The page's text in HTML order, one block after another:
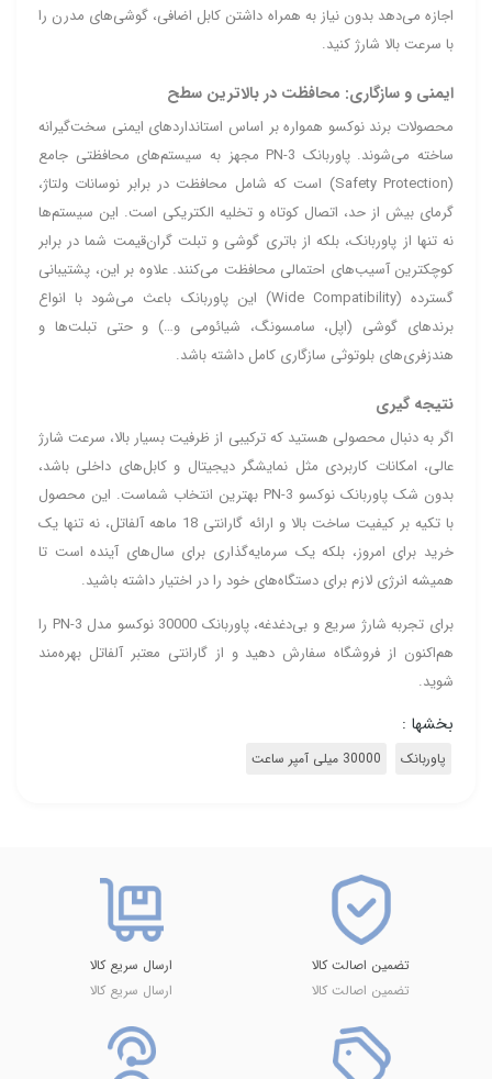
اجازه می‌دهد بدون نیاز به همراه داشتن کابل اضافی، گوشی‌های مدرن را
با سرعت بالا شارژ کنید.
ایمنی و سازگاری: محافظت در بالاترین سطح
محصولات برند نوکسو همواره بر اساس استانداردهای ایمنی سخت‌گیرانه
ساخته می‌شوند. پاوربانک PN-3 مجهز به سیستم‌های محافظتی جامع
(Safety Protection) است که شامل محافظت در برابر نوسانات ولتاژ،
گرمای بیش از حد، اتصال کوتاه و تخلیه الکتریکی است. این سیستم‌ها
نه تنها از پاوربانک، بلکه از باتری گوشی و تبلت گران‌قیمت شما در برابر
کوچکترین آسیب‌های احتمالی محافظت می‌کنند. علاوه بر این، پشتیبانی
گسترده (Wide Compatibility) این پاوربانک باعث می‌شود با انواع
برندهای گوشی (اپل، سامسونگ، شیائومی و…) و حتی تبلت‌ها و
هندزفری‌های بلوتوثی سازگاری کامل داشته باشد.
نتیجه‌ گیری
اگر به دنبال محصولی هستید که ترکیبی از ظرفیت بسیار بالا، سرعت شارژ
عالی، امکانات کاربردی مثل نمایشگر دیجیتال و کابل‌های داخلی باشد،
بدون شک پاوربانک نوکسو PN-3 بهترین انتخاب شماست. این محصول
با تکیه بر کیفیت ساخت بالا و ارائه گارانتی 18 ماهه آلفاتل، نه تنها یک
خرید برای امروز، بلکه یک سرمایه‌گذاری برای سال‌های آینده است تا
همیشه انرژی لازم برای دستگاه‌های خود را در اختیار داشته باشید.
برای تجربه شارژ سریع و بی‌دغدغه، پاوربانک 30000 نوکسو مدل PN-3 را
هم‌اکنون از فروشگاه سفارش دهید و از گارانتی معتبر آلفاتل بهره‌مند
شوید.
بخشها :
پاوربانک 30000 میلی آمپر ساعت
تضمین اصالت کالا
تضمین اصالت کالا
ارسال سریع کالا
ارسال سریع کالا